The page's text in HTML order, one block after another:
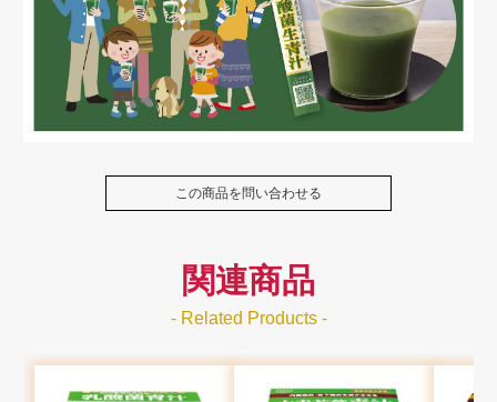
この商品を問い合わせる
関連商品
- Related Products -